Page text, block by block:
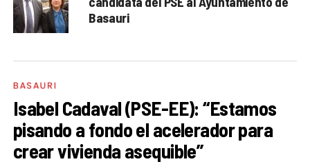
Basauri
BASAURI
Isabel Cadaval (PSE-EE): “Estamos
pisando a fondo el acelerador para
crear vivienda asequible”